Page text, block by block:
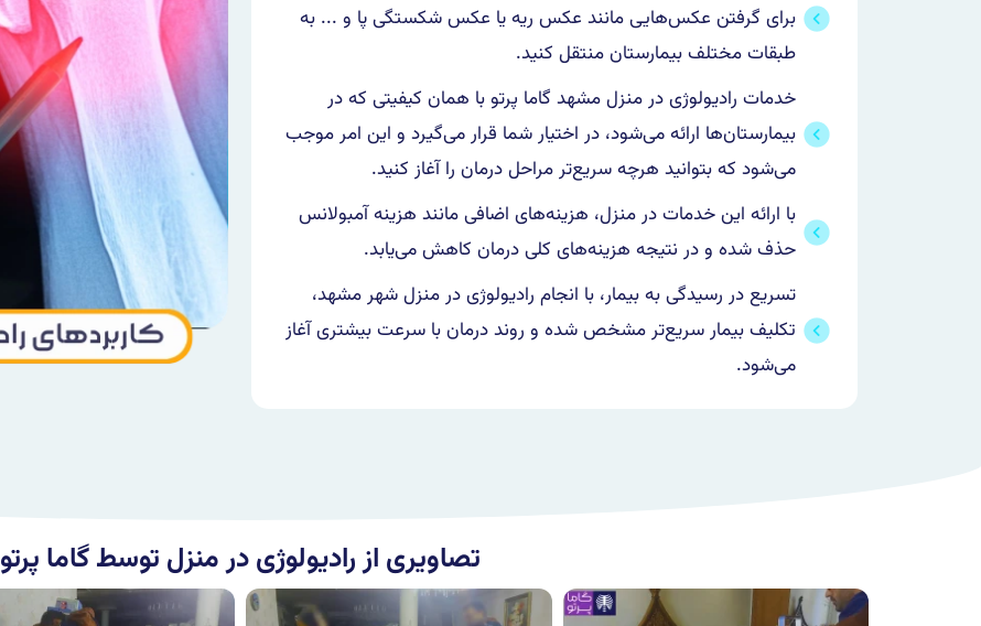
برای گرفتن عکس‌هایی مانند عکس ریه یا عکس شکستگی پا و ... به
طبقات مختلف بیمارستان منتقل کنید.
خدمات رادیولوژی در منزل مشهد گاما پرتو با همان کیفیتی که در
بیمارستان‌ها ارائه می‌شود، در اختیار شما قرار می‌گیرد و این امر موجب
می‌شود که بتوانید هرچه سریع‌تر مراحل درمان را آغاز کنید.
با ارائه این خدمات در منزل، هزینه‌های اضافی مانند هزینه آمبولانس
حذف شده و در نتیجه هزینه‌های کلی درمان کاهش می‌یابد.
تسریع در رسیدگی به بیمار، با انجام رادیولوژی در منزل شهر مشهد،
تکلیف بیمار سریع‌تر مشخص شده و روند درمان با سرعت بیشتری آغاز
می‌شود.
تصاویری از رادیولوژی در منزل توسط گاما پرتو